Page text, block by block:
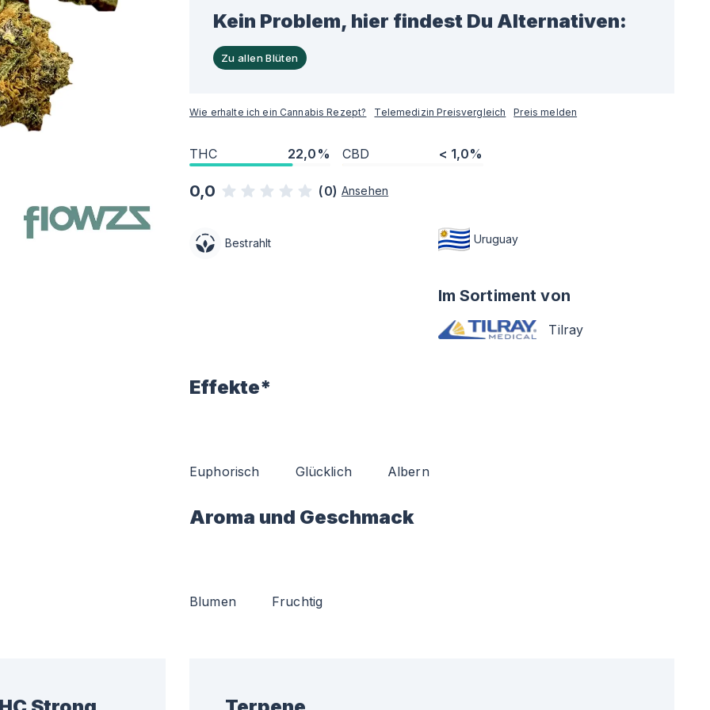
Kein Problem, hier findest Du Alternativen:
Zu allen Blüten
Wie erhalte ich ein Cannabis Rezept? Telemedizin Preisvergleich Preis melden
THC 22,0% CBD < 1,0%
0,0 (0) Ansehen
Bestrahlt Uruguay
Im Sortiment von
Tilray
Effekte*
Euphorisch Glücklich Albern
Aroma und Geschmack
Blumen Fruchtig